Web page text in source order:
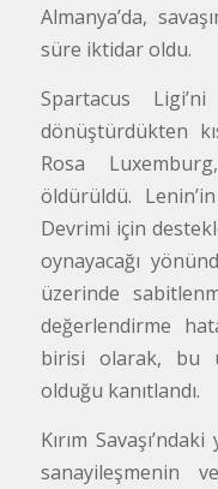
Almanya’da,
süre iktidar oldu.
Spartacus
dönüştürdükten
Rosa
öldürüldü.
Devrimi için
oynayacağı
üzerinde
değerlendirme
birisi olarak, bu
olduğu kanıtlandı.
Kırım
sanayileşmenin